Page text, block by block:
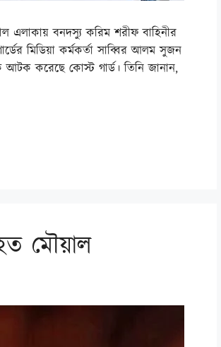
এলাকায় বনদস্যু করিম শরীফ বাহিনীর
মিডিয়া কর্মকর্তা সাব্বির আলম সুজন
করেছে কোস্ট গার্ড। তিনি জানান,
মৌয়াল